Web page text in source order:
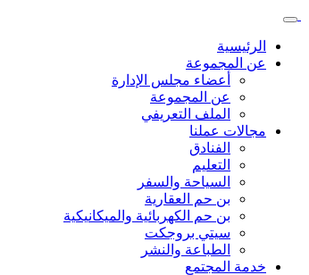
الرئيسية
عن المجموعة
أعضاء مجلس الإدارة
عن المجموعة
الملف التعريفي
مجالات عملنا
الفنادق
التعليم
السياحة والسفر
بن حم العقارية
بن حم الكهربائية والميكانيكية
سيتي بروجكت
الطباعة والنشر
خدمة المجتمع